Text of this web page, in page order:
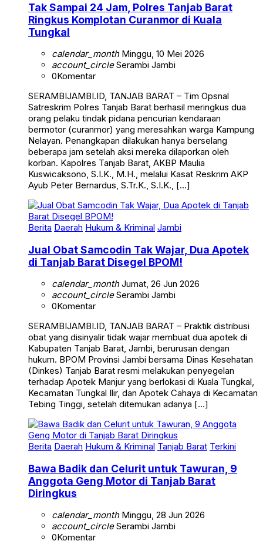
Tak Sampai 24 Jam, Polres Tanjab Barat
Ringkus Komplotan Curanmor di Kuala
Tungkal
calendar_monthMinggu, 10 Mei 2026
account_circleSerambi Jambi
0Komentar
SERAMBIJAMBI.ID, TANJAB BARAT – Tim Opsnal
Satreskrim Polres Tanjab Barat berhasil meringkus dua
orang pelaku tindak pidana pencurian kendaraan
bermotor (curanmor) yang meresahkan warga Kampung
Nelayan. Penangkapan dilakukan hanya berselang
beberapa jam setelah aksi mereka dilaporkan oleh
korban. Kapolres Tanjab Barat, AKBP Maulia
Kuswicaksono, S.I.K., M.H., melalui Kasat Reskrim AKP
Ayub Peter Bernardus, S.Tr.K., S.I.K., […]
Berita Daerah Hukum & Kriminal Jambi
Jual Obat Samcodin Tak Wajar, Dua Apotek
di Tanjab Barat Disegel BPOM!
calendar_monthJumat, 26 Jun 2026
account_circleSerambi Jambi
0Komentar
SERAMBIJAMBI.ID, TANJAB BARAT – Praktik distribusi
obat yang disinyalir tidak wajar membuat dua apotek di
Kabupaten Tanjab Barat, Jambi, berurusan dengan
hukum. BPOM Provinsi Jambi bersama Dinas Kesehatan
(Dinkes) Tanjab Barat resmi melakukan penyegelan
terhadap Apotek Manjur yang berlokasi di Kuala Tungkal,
Kecamatan Tungkal Ilir, dan Apotek Cahaya di Kecamatan
Tebing Tinggi, setelah ditemukan adanya […]
Berita Daerah Hukum & Kriminal Tanjab Barat Terkini
Bawa Badik dan Celurit untuk Tawuran, 9
Anggota Geng Motor di Tanjab Barat
Diringkus
calendar_monthMinggu, 28 Jun 2026
account_circleSerambi Jambi
0Komentar